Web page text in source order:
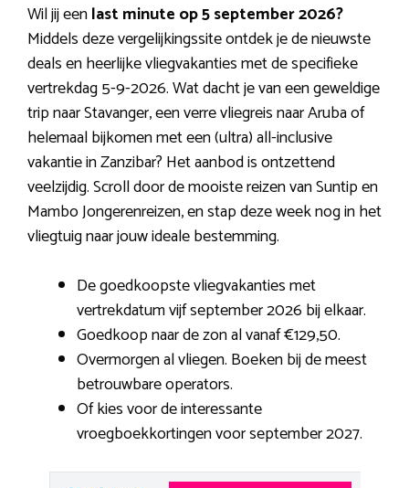
Wil jij eenlast minute op 5 september 2026?
Middels deze vergelijkingssite ontdek je de nieuwste
deals en heerlijke vliegvakanties met de specifieke
vertrekdag 5-9-2026. Wat dacht je van een geweldige
trip naar Stavanger, een verre vliegreis naar Aruba of
helemaal bijkomen met een (ultra) all-inclusive
vakantie in Zanzibar? Het aanbod is ontzettend
veelzijdig. Scroll door de mooiste reizen van Suntip en
Mambo Jongerenreizen, en stap deze week nog in het
vliegtuig naar jouw ideale bestemming.
De goedkoopste vliegvakanties met
vertrekdatum vijf september 2026 bij elkaar.
Goedkoop naar de zon al vanaf €129,50.
Overmorgen al vliegen. Boeken bij de meest
betrouwbare operators.
Of kies voor de interessante
vroegboekkortingen voor september 2027.